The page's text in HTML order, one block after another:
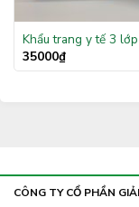
Khẩu trang y tế 3
35000₫
CÔNG TY CỔ PHẦN